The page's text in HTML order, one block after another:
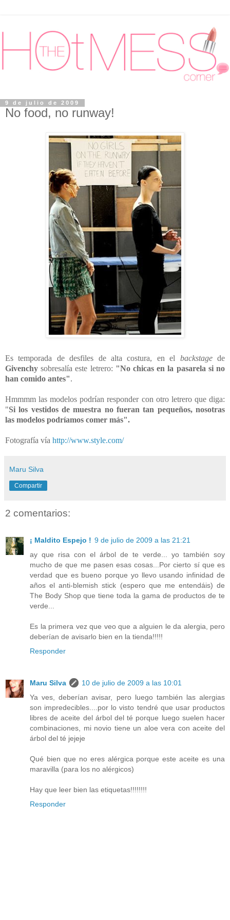
9 de julio de 2009
No food, no runway!
Es temporada de desfiles de alta costura, en el backstagede
Givenchysobresalía este letrero: "No chicas en la pasarela si no
han comido antes".
Hmmmm las modelos podrían responder con otro letrero que diga:
"Si los vestidos de muestra no fueran tan pequeños, nosotras
las modelos podríamos comer más".
Fotografía vía http://www.style.com/
Maru Silva
Compartir
2 comentarios:
¡ Maldito Espejo ! 9 de julio de 2009 a las 21:21
ay que risa con el árbol de te verde... yo también soy
mucho de que me pasen esas cosas...Por cierto sí que es
verdad que es bueno porque yo llevo usando infinidad de
años el anti-blemish stick (espero que me entendáis) de
The Body Shop que tiene toda la gama de productos de te
verde...
Es la primera vez que veo que a alguien le da alergia, pero
deberían de avisarlo bien en la tienda!!!!!
Responder
Maru Silva
10 de julio de 2009 a las 10:01
Ya ves, deberían avisar, pero luego también las alergias
son impredecibles....por lo visto tendré que usar productos
libres de aceite del árbol del té porque luego suelen hacer
combinaciones, mi novio tiene un aloe vera con aceite del
árbol del té jejeje
Qué bien que no eres alérgica porque este aceite es una
maravilla (para los no alérgicos)
Hay que leer bien las etiquetas!!!!!!!!
Responder